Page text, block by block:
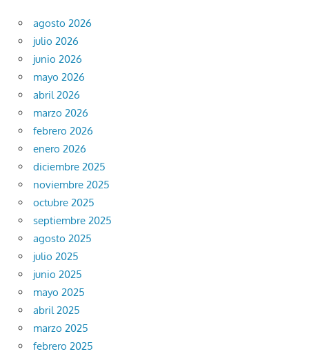
agosto 2026
julio 2026
junio 2026
mayo 2026
abril 2026
marzo 2026
febrero 2026
enero 2026
diciembre 2025
noviembre 2025
octubre 2025
septiembre 2025
agosto 2025
julio 2025
junio 2025
mayo 2025
abril 2025
marzo 2025
febrero 2025